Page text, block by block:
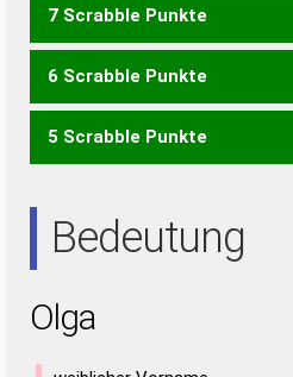
7 Scrabble Punkte
GOAL
6 Scrabble Punkte
LOG
5 Scrabble Punkte
Bedeutung
Olga